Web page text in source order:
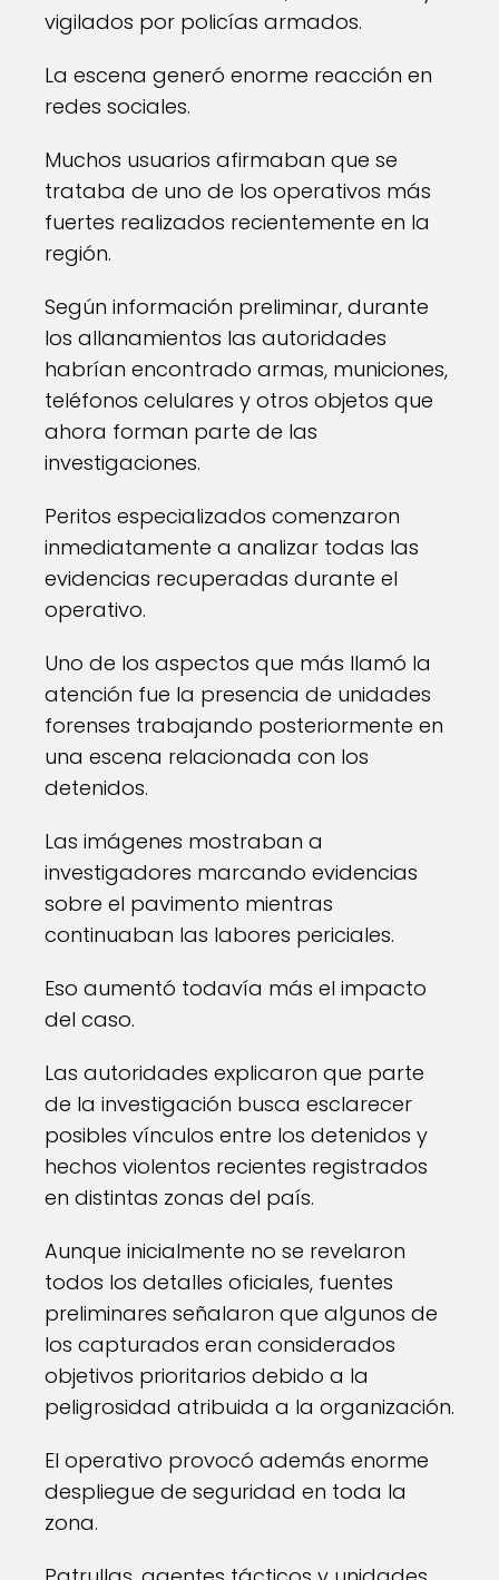
vigilados por policías armados.
La escena generó enorme reacción en
redes sociales.
Muchos usuarios afirmaban que se
trataba de uno de los operativos más
fuertes realizados recientemente en la
región.
Según información preliminar, durante
los allanamientos las autoridades
habrían encontrado armas, municiones,
teléfonos celulares y otros objetos que
ahora forman parte de las
investigaciones.
Peritos especializados comenzaron
inmediatamente a analizar todas las
evidencias recuperadas durante el
operativo.
Uno de los aspectos que más llamó la
atención fue la presencia de unidades
forenses trabajando posteriormente en
una escena relacionada con los
detenidos.
Las imágenes mostraban a
investigadores marcando evidencias
sobre el pavimento mientras
continuaban las labores periciales.
Eso aumentó todavía más el impacto
del caso.
Las autoridades explicaron que parte
de la investigación busca esclarecer
posibles vínculos entre los detenidos y
hechos violentos recientes registrados
en distintas zonas del país.
Aunque inicialmente no se revelaron
todos los detalles oficiales, fuentes
preliminares señalaron que algunos de
los capturados eran considerados
objetivos prioritarios debido a la
peligrosidad atribuida a la organización.
El operativo provocó además enorme
despliegue de seguridad en toda la
zona.